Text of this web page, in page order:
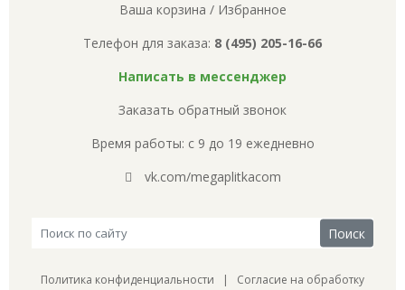
Ваша корзина / Избранное
Телефон для заказа: 8 (495) 205-16-66
Написать в мессенджер
Заказать обратный звонок
Время работы: с 9 до 19 ежедневно
vk.com/megaplitkacom
Политика конфиденциальности | Согласие на обработку